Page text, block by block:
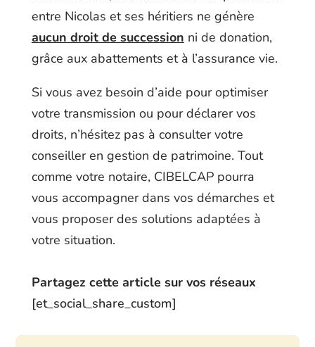
entre Nicolas et ses héritiers ne génère
aucun droit de succession ni de donation,
grâce aux abattements et à l’assurance vie.
Si vous avez besoin d’aide pour optimiser
votre transmission ou pour déclarer vos
droits, n’hésitez pas à consulter votre
conseiller en gestion de patrimoine. Tout
comme votre notaire, CIBELCAP pourra
vous accompagner dans vos démarches et
vous proposer des solutions adaptées à
votre situation.
Partagez cette article sur vos réseaux
[et_social_share_custom]